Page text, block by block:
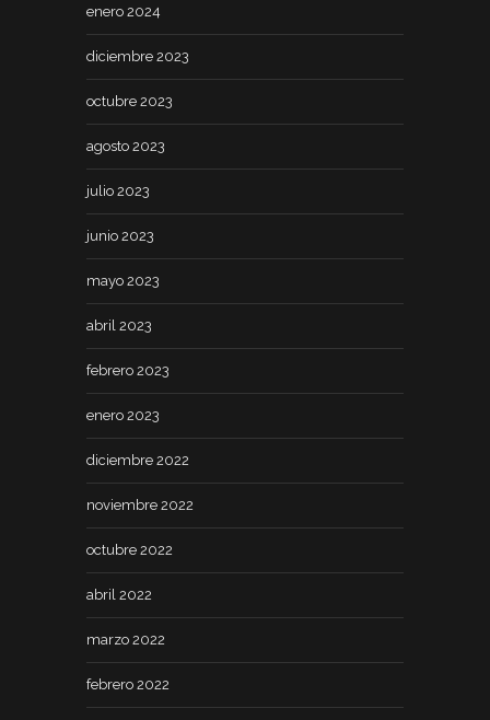
enero 2024
diciembre 2023
octubre 2023
agosto 2023
julio 2023
junio 2023
mayo 2023
abril 2023
febrero 2023
enero 2023
diciembre 2022
noviembre 2022
octubre 2022
abril 2022
marzo 2022
febrero 2022